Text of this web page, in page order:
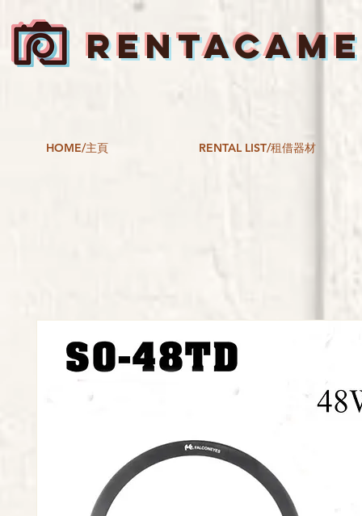
HOME/主頁 RENTAL LIST/租借器材